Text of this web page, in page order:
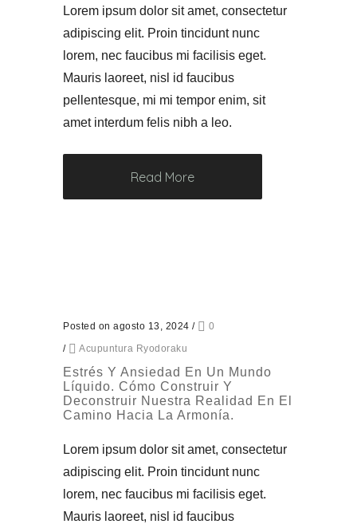
Lorem ipsum dolor sit amet, consectetur
adipiscing elit. Proin tincidunt nunc
lorem, nec faucibus mi facilisis eget.
Mauris laoreet, nisl id faucibus
pellentesque, mi mi tempor enim, sit
amet interdum felis nibh a leo.
Read More
Posted on agosto 13, 2024 /
0
/
Acupuntura Ryodoraku
Estrés Y Ansiedad En Un Mundo
Líquido. Cómo Construir Y
Deconstruir Nuestra Realidad En El
Camino Hacia La Armonía.
Lorem ipsum dolor sit amet, consectetur
adipiscing elit. Proin tincidunt nunc
lorem, nec faucibus mi facilisis eget.
Mauris laoreet, nisl id faucibus